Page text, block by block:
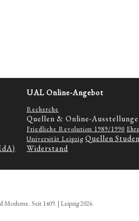
UAL Online-Angebot
Recherche
Quellen & Online-
Friedliche Revolution 1989/1990
Universität Leipzig Quellen
Widerstand
Seit 1409. | Leipzig 2026.